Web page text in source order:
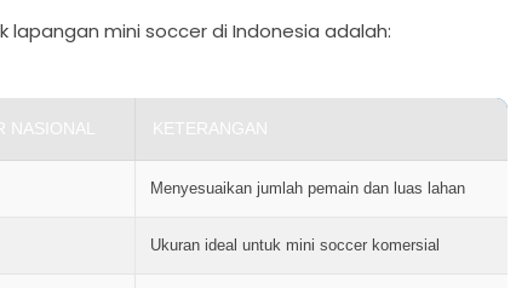
lapangan mini soccer di Indonesia adalah:
NASIONAL KETERANGAN
Menyesuaikan jumlah pemain dan luas lahan
Ukuran ideal untuk mini soccer komersial